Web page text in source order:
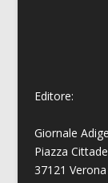
Editore:
Giornale
Piazza
37121 Verona